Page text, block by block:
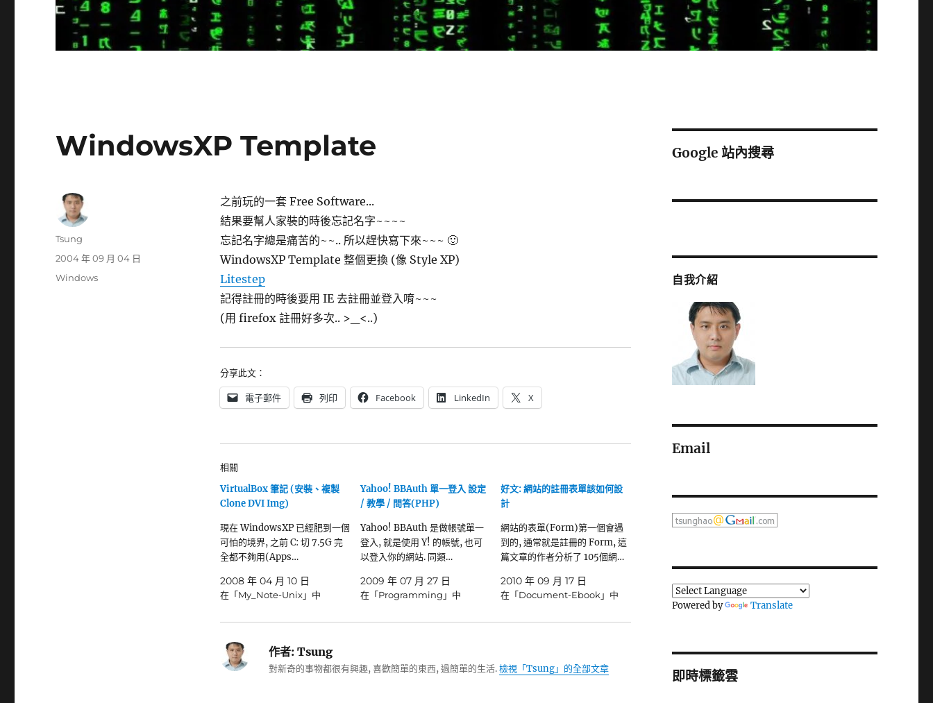
WindowsXP Template
之前玩的一套 Free Software...
結果要幫人家裝的時後忘記名字~~~~
忘記名字總是痛苦的~~.. 所以趕快寫下來~~~ 🙂
WindowsXP Template 整個更換 (像 Style XP)
Litestep
記得註冊的時後要用 IE 去註冊並登入唷~~~
(用 firefox 註冊好多次.. >_<..)
分享此文：
電子郵件 列印 Facebook LinkedIn X
相關
VirtualBox 筆記 (安裝、複製
Clone DVI Img)
現在 WindowsXP 已經肥到一個
可怕的境界, 之前 C: 切 7.5G 完
全都不夠用(Apps…
2008 年 04 月 10 日
在「My_Note-Unix」中
Yahoo! BBAuth 單一登入 設定
/ 教學 / 問答(PHP)
Yahoo! BBAuth 是做帳號單一
登入, 就是使用 Y! 的帳號, 也可
以登入你的網站. 同類…
2009 年 07 月 27 日
在「Programming」中
好文: 網站的註冊表單該如何設
計
網站的表單(Form)第一個會遇
到的, 通常就是註冊的 Form, 這
篇文章的作者分析了 105個網…
2010 年 09 月 17 日
在「Document-Ebook」中
作者:Tsung
對新奇的事物都很有興趣, 喜歡簡單的東西, 過簡單的生活.檢視「Tsung」的全部文章
作
Tsung
發
2004 年 09 月 04 日
分
Windows
Google 站內搜尋
自我介紹
Email
Powered by Translate
即時標籤雲